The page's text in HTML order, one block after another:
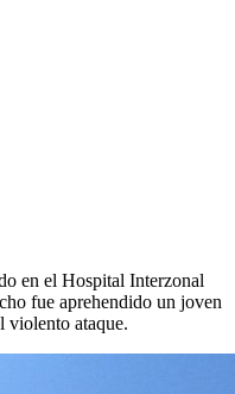
en el Hospital Interzonal
fue aprehendido un joven
violento ataque.